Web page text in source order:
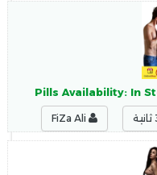
Delay Pills Availability: In